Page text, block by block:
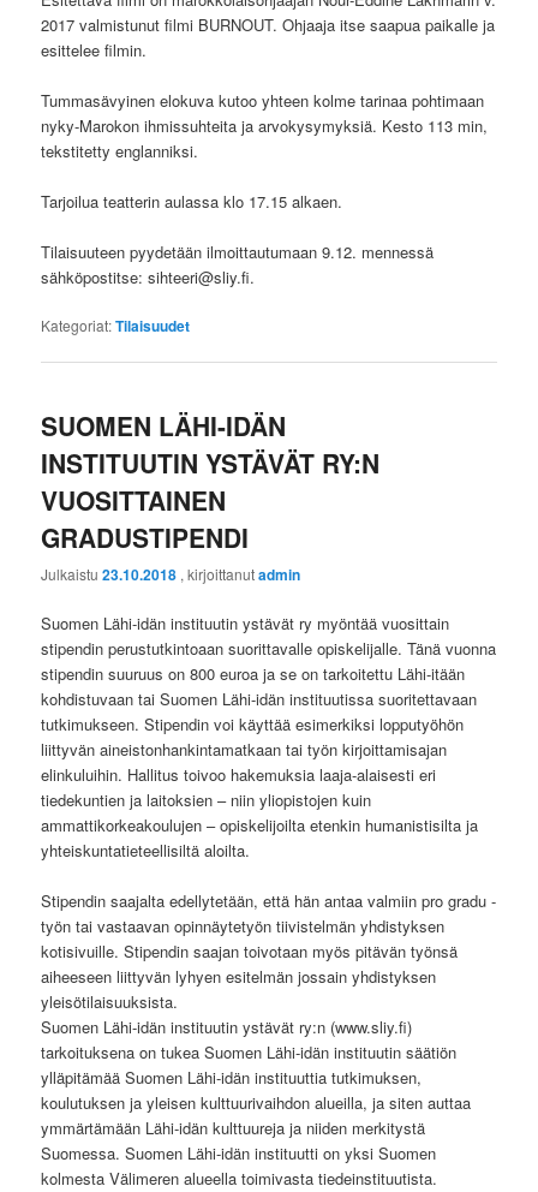
2017 valmistunut filmi BURNOUT. Ohjaaja itse saapua paikalle ja
esittelee filmin.
Tummasävyinen elokuva kutoo yhteen kolme tarinaa pohtimaan
nyky-Marokon ihmissuhteita ja arvokysymyksiä. Kesto 113 min,
tekstitetty englanniksi.
Tarjoilua teatterin aulassa klo 17.15 alkaen.
Tilaisuuteen pyydetään ilmoittautumaan 9.12. mennessä
sähköpostitse: sihteeri@sliy.fi.
Kategoriat:Tilaisuudet
SUOMEN LÄHI-IDÄN
INSTITUUTIN YSTÄVÄT RY:N
VUOSITTAINEN
GRADUSTIPENDI
Julkaistu23.10.2018 , kirjoittanutadmin
Suomen Lähi-idän instituutin ystävät ry myöntää vuosittain
stipendin perustutkintoaan suorittavalle opiskelijalle. Tänä vuonna
stipendin suuruus on 800 euroa ja se on tarkoitettu Lähi-itään
kohdistuvaan tai Suomen Lähi-idän instituutissa suoritettavaan
tutkimukseen. Stipendin voi käyttää esimerkiksi lopputyöhön
liittyvän aineistonhankintamatkaan tai työn kirjoittamisajan
elinkuluihin. Hallitus toivoo hakemuksia laaja-alaisesti eri
tiedekuntien ja laitoksien – niin yliopistojen kuin
ammattikorkeakoulujen – opiskelijoilta etenkin humanistisilta ja
yhteiskuntatieteellisiltä aloilta.
Stipendin saajalta edellytetään, että hän antaa valmiin pro gradu -
työn tai vastaavan opinnäytetyön tiivistelmän yhdistyksen
kotisivuille. Stipendin saajan toivotaan myös pitävän työnsä
aiheeseen liittyvän lyhyen esitelmän jossain yhdistyksen
yleisötilaisuuksista.
Suomen Lähi-idän instituutin ystävät ry:n (www.sliy.fi)
tarkoituksena on tukea Suomen Lähi-idän instituutin säätiön
ylläpitämää Suomen Lähi-idän instituuttia tutkimuksen,
koulutuksen ja yleisen kulttuurivaihdon alueilla, ja siten auttaa
ymmärtämään Lähi-idän kulttuureja ja niiden merkitystä
Suomessa. Suomen Lähi-idän instituutti on yksi Suomen
kolmesta Välimeren alueella toimivasta tiedeinstituutista.